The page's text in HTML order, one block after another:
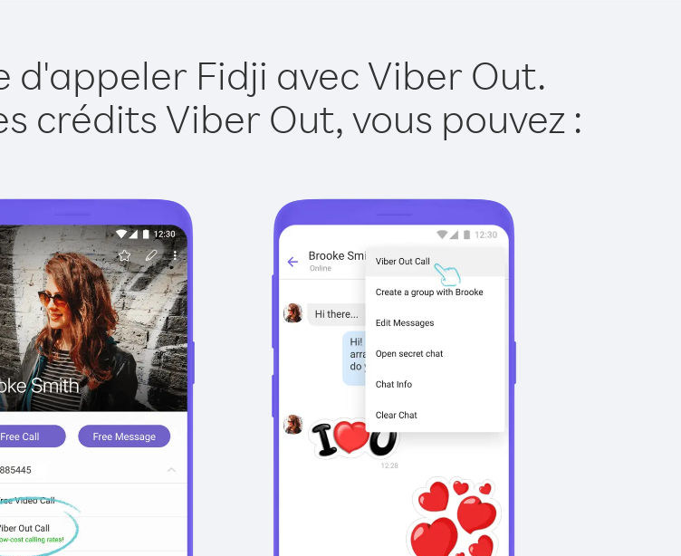
d'appeler Fidji avec Viber Out.
crédits Viber Out, vous pouvez :